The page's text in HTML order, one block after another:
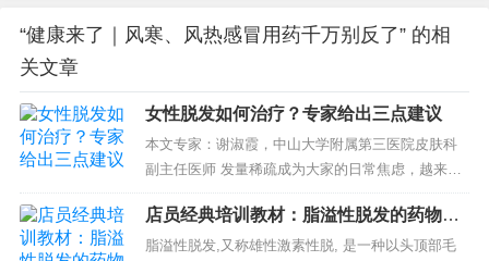
“健康来了｜风寒、风热感冒用药千万别反了” 的相
关文章
女性脱发如何治疗？专家给出三点建议
本文专家：谢淑霞，中山大学附属第三医院皮肤科
副主任医师 发量稀疏成为大家的日常焦虑，越来越
多人的感慨我的头发怎么越来越少了？对于爱美的
女性来说，脱发可能是影响变美的重要因素...
店员经典培训教材：脂溢性脱发的药物治
疗
脂溢性脱发,又称雄性激素性脱, 是一种以头顶部毛